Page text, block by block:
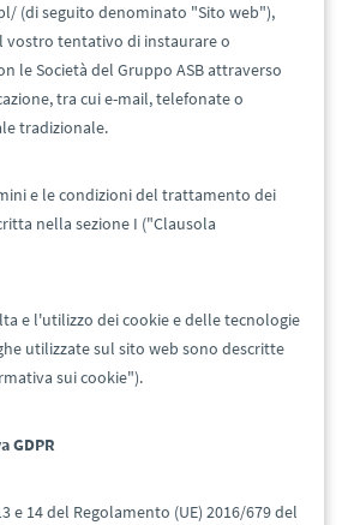
(di seguito denominato "Sito web"),
vostro tentativo di instaurare o
le Società del Gruppo ASB attraverso
tra cui e-mail, telefonate o
tradizionale.
e le condizioni del trattamento dei
nella sezione I ("Clausola
e l'utilizzo dei cookie e delle tecnologie
utilizzate sul sito web sono descritte
sui cookie").
GDPR
e 14 del Regolamento (UE) 2016/679 del